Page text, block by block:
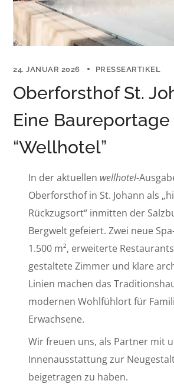
24. JANUAR 2026 PRESSEARTIKEL
Oberforsthof St.
Eine
“Wellhotel”
In der aktuellen wellhotel-
Oberforsthof in St. Johann als
Rückzugsort“ inmitten der
Bergwelt gefeiert. Zwei neue
1.500 m², erweiterte
gestaltete Zimmer und klare
Linien machen das
modernen Wohlfühlort für
Erwachsene.
Wir freuen uns, als Partner mit
Innenausstattung zur
beigetragen zu haben.